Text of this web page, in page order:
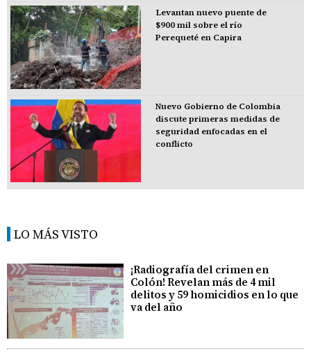
Levantan nuevo puente de
$900 mil sobre el río
Perequeté en Capira
Nuevo Gobierno de Colombia
discute primeras medidas de
seguridad enfocadas en el
conflicto
LO MÁS VISTO
¡Radiografía del crimen en
Colón! Revelan más de 4 mil
delitos y 59 homicidios en lo que
va del año